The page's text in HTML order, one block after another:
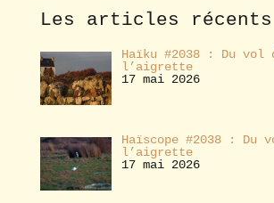
eLes articles récents
Haïku #2038 : Du vol
l’aigrette
17 mai 2026
Haïscope #2038 : Du
l’aigrette
17 mai 2026